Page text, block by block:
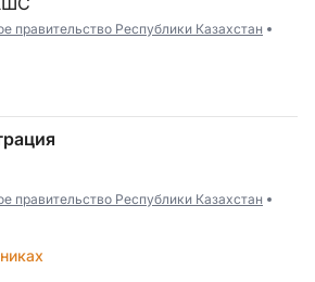
правительство Республики Казахстан
правительство Республики Казахстан